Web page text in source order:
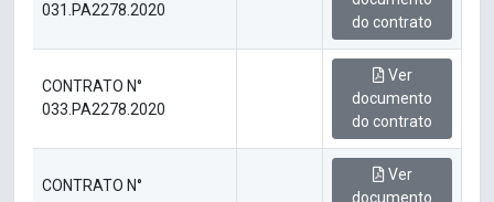
031.PA2278.2020
do contrato
CONTRATO N°
033.PA2278.2020
Ver
documento
do contrato
CONTRATO N°
Ver
documento